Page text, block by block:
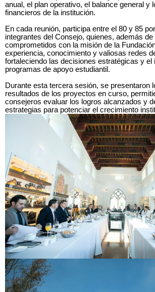
anual, el plan operativo, el balance general y
financieros de la institución.
En cada reunión, participa entre el 80 y 85
integrantes del Consejo, quienes, además
comprometidos con la misión de la
experiencia, conocimiento y valiosas redes
fortaleciendo las decisiones estratégicas y el
programas de apoyo estudiantil.
Durante esta tercera sesión, se presentaron
resultados de los proyectos en curso,
consejeros evaluar los logros alcanzados y
estrategias para potenciar el crecimiento